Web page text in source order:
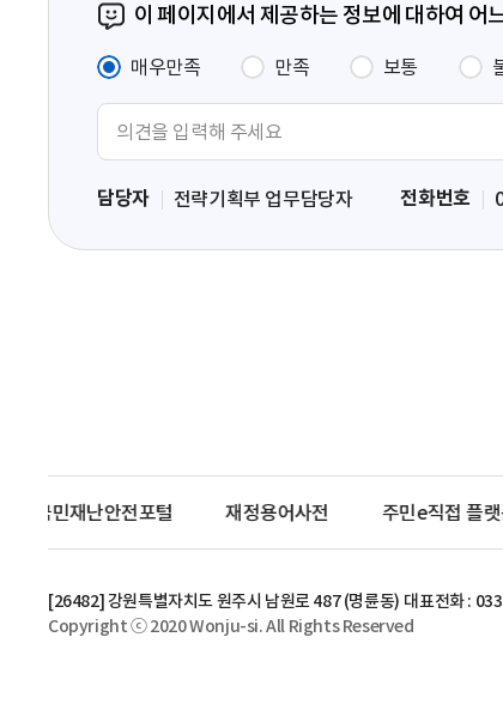
이 페이지에서 제공하는 정보에 대하여 어
매우만족 만족 보통
력
담당자 전략기획부 업무담당자 전화번호
국민재난안전포털 재정용어사전 주민e직접 플
[26482] 강원특별자치도 원주시 남원로 487 (명륜동) 대표전화 :
Copyright ⓒ 2020 Wonju-si. All Rights Reserved